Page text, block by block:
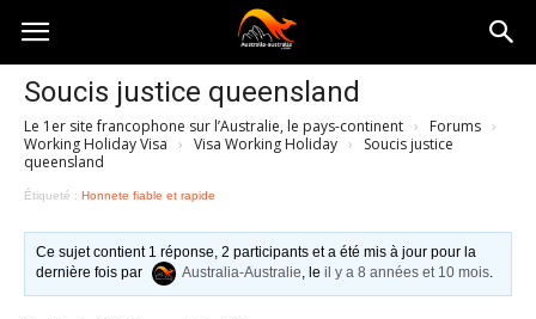
Australia-
australie.com
Soucis justice queensland
Le 1er site francophone sur l’Australie, le pays-continent › Forums ›
Working Holiday Visa › Visa Working Holiday ›
Soucis justice
queensland
Étiqueté : Honnete fiable et rapide
Ce sujet contient 1 réponse, 2 participants et a été mis à jour pour la
dernière fois par
Australia-Australie, leil y a 8 années et 10 mois.